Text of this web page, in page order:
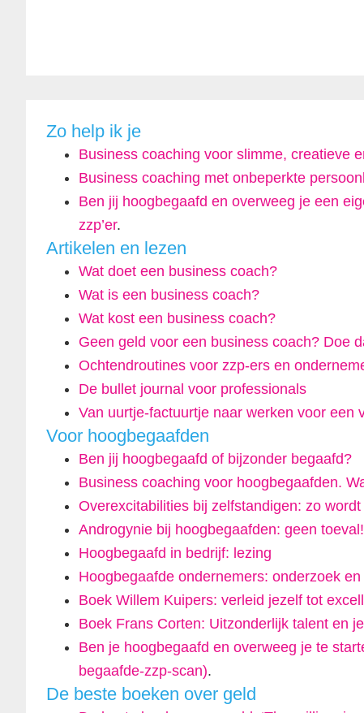
Zo help ik je
Business coaching voor slimme, creatieve
Business coaching met onbeperkte
Ben jij hoogbegaafd en overweeg je een
zzp’er.
Artikelen en lezen
Wat doet een business coach?
Wat is een business coach?
Wat kost een business coach?
Geen geld voor een business coach? Doe
Ochtendroutines voor zzp-ers en
De bullet journal voor professionals
Van uurtje-factuurtje naar werken voor een
Voor hoogbegaafden
Ben jij hoogbegaafd of bijzonder begaafd?
Business coaching voor hoogbegaafden.
Overexcitabilities bij zelfstandigen: zo
Androgynie bij hoogbegaafden: geen toeval!
Hoogbegaafd in bedrijf: lezing
Hoogbegaafde ondernemers: onderzoek
Boek Willem Kuipers: verleid jezelf tot
Boek Frans Corten: Uitzonderlijk talent en
Ben je hoogbegaafd en overweeg je te
begaafde-zzp-scan).
De beste boeken over geld